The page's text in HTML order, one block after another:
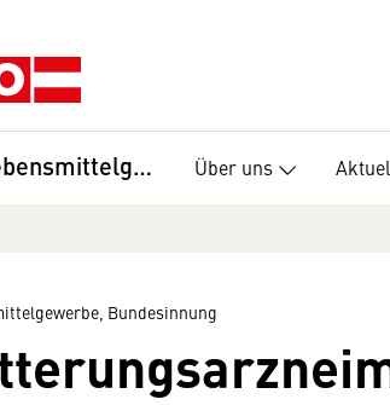
Lebensmittelgewerbe, Bundesinnung Über uns
Bundesinnung